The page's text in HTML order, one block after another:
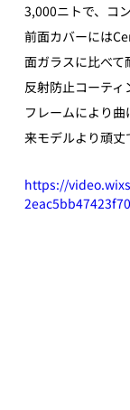
3,000ニトで、コ
前面カバーには
面ガラスに比べて
反射防止コーテ
フレームにより
来モデルより頑丈
https://